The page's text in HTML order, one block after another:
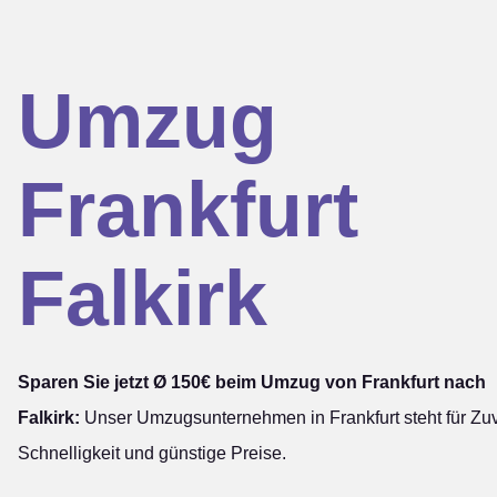
Umzug
Frankfurt
Falkirk
Sparen Sie jetzt Ø 150€ beim Umzug von Frankfurt nach
Falkirk: Unser Umzugsunternehmen in Frankfurt steht für
Schnelligkeit und günstige Preise.